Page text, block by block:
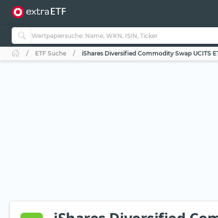
ETF Suche iShares Diversified Commodity Swap UCITS